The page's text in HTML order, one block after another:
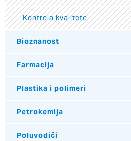
Kontrola kvalitete
Bioznanost
Farmacija
Plastika i polimeri
Petrokemija
Poluvodiči